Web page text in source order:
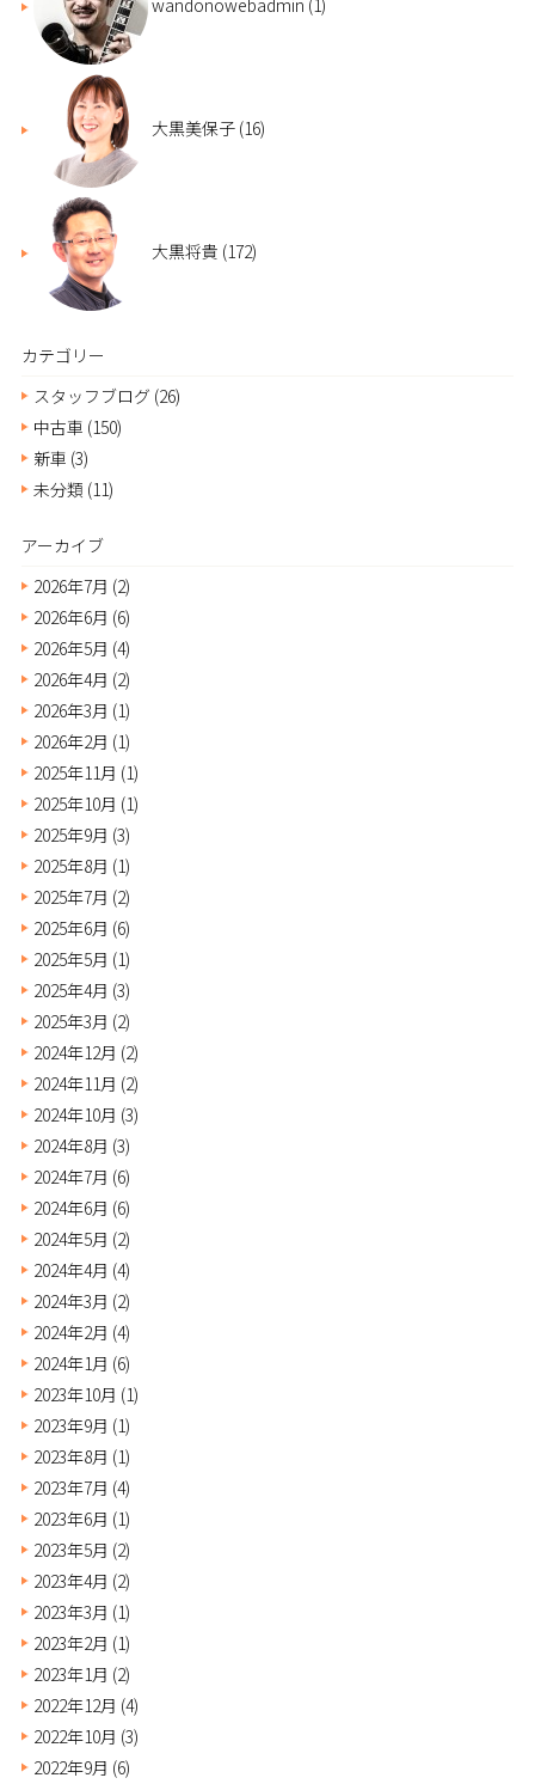
大黒美保子 (16)
大黒将貴 (172)
カテゴリー
スタッフブログ (26)
中古車 (150)
新車 (3)
未分類 (11)
アーカイブ
2026年7月 (2)
2026年6月 (6)
2026年5月 (4)
2026年4月 (2)
2026年3月 (1)
2026年2月 (1)
2025年11月 (1)
2025年10月 (1)
2025年9月 (3)
2025年8月 (1)
2025年7月 (2)
2025年6月 (6)
2025年5月 (1)
2025年4月 (3)
2025年3月 (2)
2024年12月 (2)
2024年11月 (2)
2024年10月 (3)
2024年8月 (3)
2024年7月 (6)
2024年6月 (6)
2024年5月 (2)
2024年4月 (4)
2024年3月 (2)
2024年2月 (4)
2024年1月 (6)
2023年10月 (1)
2023年9月 (1)
2023年8月 (1)
2023年7月 (4)
2023年6月 (1)
2023年5月 (2)
2023年4月 (2)
2023年3月 (1)
2023年2月 (1)
2023年1月 (2)
2022年12月 (4)
2022年10月 (3)
2022年9月 (6)